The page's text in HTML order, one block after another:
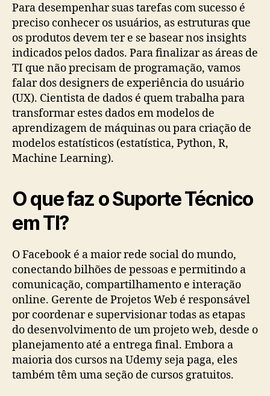
Para desempenhar suas tarefas com sucesso é
preciso conhecer os usuários, as estruturas que
os produtos devem ter e se basear nos insights
indicados pelos dados. Para finalizar as áreas de
TI que não precisam de programação, vamos
falar dos designers de experiência do usuário
(UX). Cientista de dados é quem trabalha para
transformar estes dados em modelos de
aprendizagem de máquinas ou para criação de
modelos estatísticos (estatística, Python, R,
Machine Learning).
O que faz o Suporte Técnico
em TI?
O Facebook é a maior rede social do mundo,
conectando bilhões de pessoas e permitindo a
comunicação, compartilhamento e interação
online. Gerente de Projetos Web é responsável
por coordenar e supervisionar todas as etapas
do desenvolvimento de um projeto web, desde o
planejamento até a entrega final. Embora a
maioria dos cursos na Udemy seja paga, eles
também têm uma seção de cursos gratuitos.